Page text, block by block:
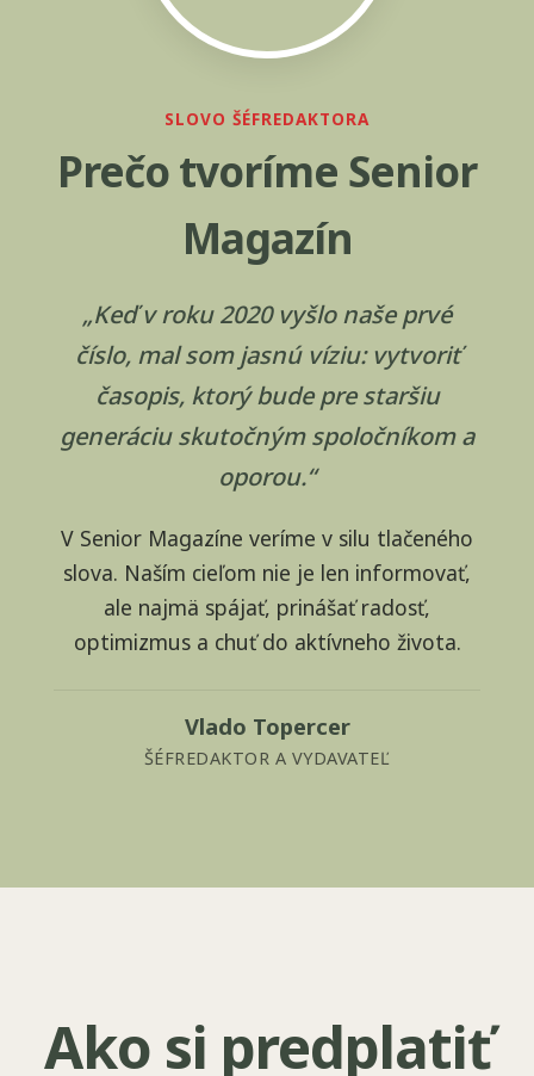
SLOVO ŠÉFREDAKTORA
Prečo tvoríme Senior
Magazín
„Keď v roku 2020 vyšlo naše prvé
číslo, mal som jasnú víziu: vytvoriť
časopis, ktorý bude pre staršiu
generáciu skutočným spoločníkom a
oporou.“
V Senior Magazíne veríme v silu tlačeného
slova. Naším cieľom nie je len informovať,
ale najmä spájať, prinášať radosť,
optimizmus a chuť do aktívneho života.
Vlado Topercer
ŠÉFREDAKTOR A VYDAVATEĽ
Ako si predplatiť